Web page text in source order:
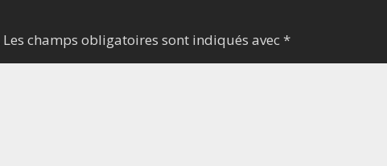
Les champs obligatoires sont indiqués avec*